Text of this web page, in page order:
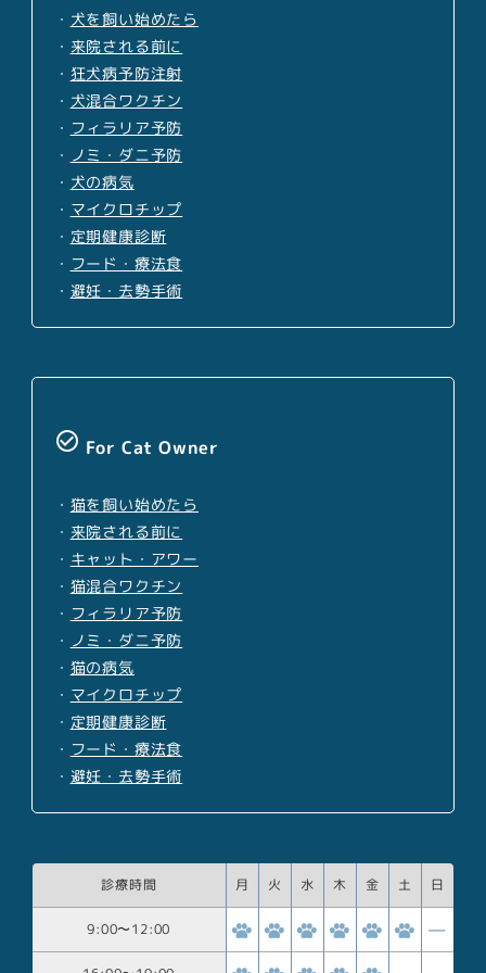
・ 犬を飼い始めたら
・ 来院される前に
・ 狂犬病予防注射
・ 犬混合ワクチン
・ フィラリア予防
・ ノミ・ダニ予防
・ 犬の病気
・ マイクロチップ
・ 定期健康診断
・ フード・療法食
・ 避妊・去勢手術
check_circle_outline For Cat Owner
・ 猫を飼い始めたら
・ 来院される前に
・ キャット・アワー
・ 猫混合ワクチン
・ フィラリア予防
・ ノミ・ダニ予防
・ 猫の病気
・ マイクロチップ
・ 定期健康診断
・ フード・療法食
・ 避妊・去勢手術
診療時間 月 火 水 木 金 土 日
9:00〜12:00